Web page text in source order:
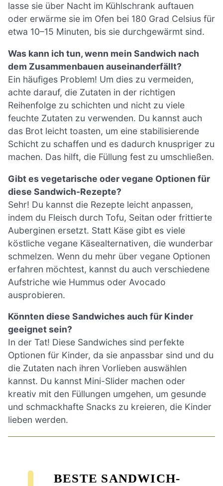
lasse sie über Nacht im Kühlschrank auftauen
oder erwärme sie im Ofen bei 180 Grad Celsius für
etwa 10–15 Minuten, bis sie durchgewärmt sind.
Was kann ich tun, wenn mein Sandwich nach
dem Zusammenbauen auseinanderfällt?
Ein häufiges Problem! Um dies zu vermeiden,
achte darauf, die Zutaten in der richtigen
Reihenfolge zu schichten und nicht zu viele
feuchte Zutaten zu verwenden. Du kannst auch
das Brot leicht toasten, um eine stabilisierende
Schicht zu schaffen und es dadurch knuspriger zu
machen. Das hilft, die Füllung fest zu umschließen.
Gibt es vegetarische oder vegane Optionen für
diese Sandwich-Rezepte?
Sehr! Du kannst die Rezepte leicht anpassen,
indem du Fleisch durch Tofu, Seitan oder frittierte
Auberginen ersetzt. Statt Käse gibt es viele
köstliche vegane Käsealternativen, die wunderbar
schmelzen. Wenn du mehr über vegane Optionen
erfahren möchtest, kannst du auch verschiedene
Aufstriche wie Hummus oder Avocado
ausprobieren.
Könnten diese Sandwiches auch für Kinder
geeignet sein?
In der Tat! Diese Sandwiches sind perfekte
Optionen für Kinder, da sie anpassbar sind und du
die Zutaten nach ihren Vorlieben auswählen
kannst. Du kannst Mini-Slider machen oder
kreativ mit den Füllungen umgehen, um gesunde
und schmackhafte Snacks zu kreieren, die Kinder
lieben werden.
BESTE SANDWICH-